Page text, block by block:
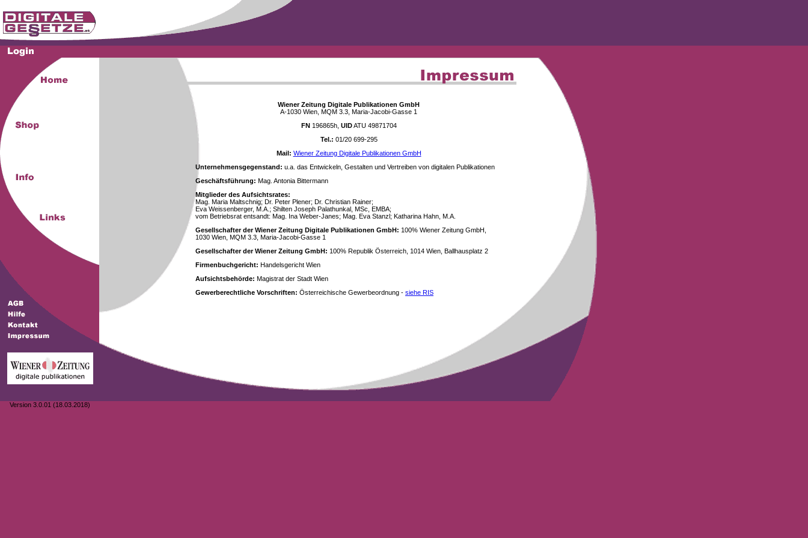
Version 3.0.01 (18.03.2018)
Wiener Zeitung Digitale Publikationen GmbH
A-1030 Wien, MQM 3.3, Maria-Jacobi-Gasse 1
FN196865h, UIDATU 49871704
Tel.: 01/20 699-295
Mail: Wiener Zeitung Digitale Publikationen GmbH
Unternehmensgegenstand: u.a. das Entwickeln, Gestalten und Vertreiben von digitalen Publikationen
Geschäftsführung: Mag. Antonia Bittermann
Mitglieder des Aufsichtsrates:
Mag. Maria Maltschnig; Dr. Peter Plener; Dr. Christian Rainer;
Eva Weissenberger, M.A.; Shilten Joseph Palathunkal, MSc, EMBA;
vom Betriebsrat entsandt: Mag. Ina Weber-Janes; Mag. Eva Stanzl; Katharina Hahn, M.A.
Gesellschafter der Wiener Zeitung Digitale Publikationen GmbH: 100% Wiener Zeitung GmbH,
1030 Wien, MQM 3.3, Maria-Jacobi-Gasse 1
Gesellschafter der Wiener Zeitung GmbH: 100% Republik Österreich, 1014 Wien, Ballhausplatz 2
Firmenbuchgericht: Handelsgericht Wien
Aufsichtsbehörde: Magistrat der Stadt Wien
Gewerberechtliche Vorschriften: Österreichische Gewerbeordnung - siehe RIS